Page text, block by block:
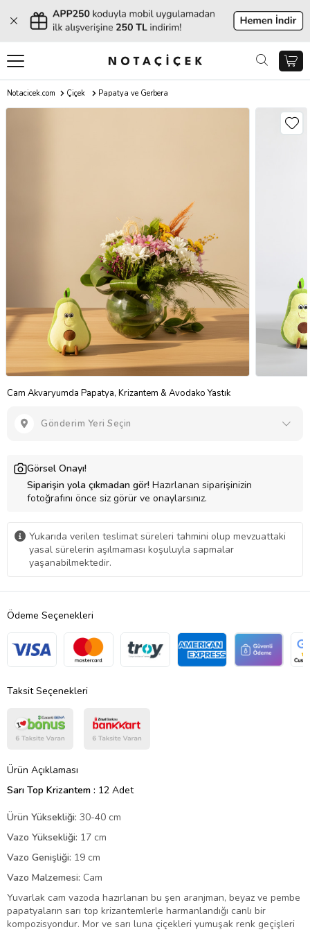
Notacicek.com Çiçek Papatya ve Gerbera
Cam Akvaryumda Papatya, Krizantem & Avodako Yastık
Gönderim Yeri Seçin
Görsel Onayı!
Siparişin yola çıkmadan gör! Hazırlanan siparişinizin
fotoğrafını önce siz görür ve onaylarsınız.
Yukarıda verilen teslimat süreleri tahmini olup mevzuattaki
yasal sürelerin aşılmaması koşuluyla sapmalar
yaşanabilmektedir.
Ödeme Seçenekleri
Taksit Seçenekleri
Ürün Açıklaması
Sarı Top Krizantem : 12 Adet
Ürün Yüksekliği: 30-40 cm
Vazo Yüksekliği: 17 cm
Vazo Genişliği: 19 cm
Vazo Malzemesi: Cam
Yuvarlak cam vazoda hazırlanan bu şen aranjman, beyaz ve pembe
papatyaların sarı top krizantemlerle harmanlandığı canlı bir
kompozisyondur. Mor ve sarı luna çiçekleri yumuşak renk geçişleri